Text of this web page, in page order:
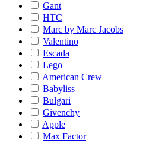
Gant
HTC
Marc by Marc Jacobs
Valentino
Escada
Lego
American Crew
Babyliss
Bulgari
Givenchy
Apple
Max Factor